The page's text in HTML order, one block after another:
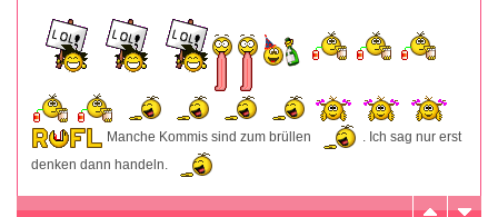
Manche Kommis sind zum brüllen
. Ich sag nur erst
denken dann handeln.